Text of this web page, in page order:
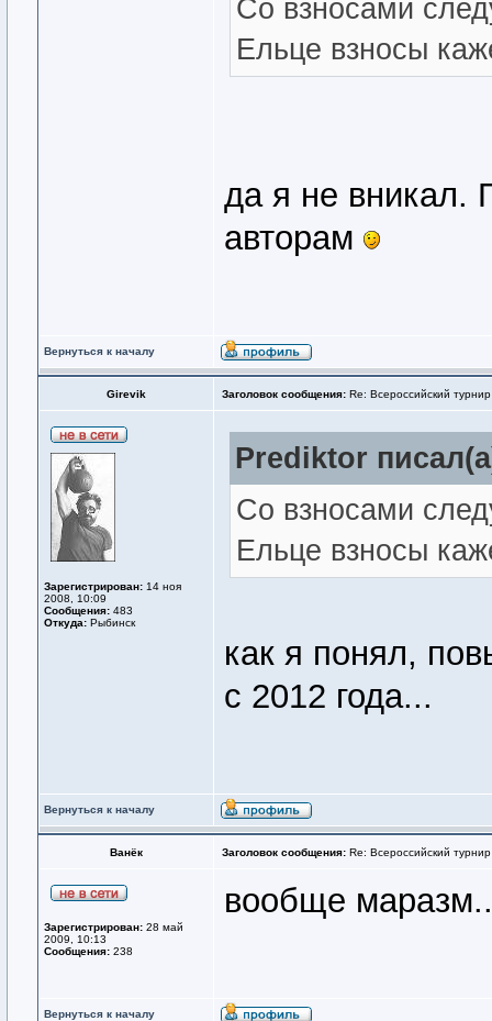
Со взносами
Ельце взносы
да я не вникал.
авторам
Вернуться к началу
Girevik Заголовок сообщения: Re: Всероссийский
Зарегистрирован: 14 ноя
2008, 10:09
Сообщения: 483
Откуда: Рыбинск
Prediktor
Со взносами
Ельце взносы
как я понял,
с 2012 года...
Вернуться к началу
Ванёк Заголовок сообщения: Re: Всероссийский
Зарегистрирован: 28 май
2009, 10:13
Сообщения: 238
вообще
Вернуться к началу